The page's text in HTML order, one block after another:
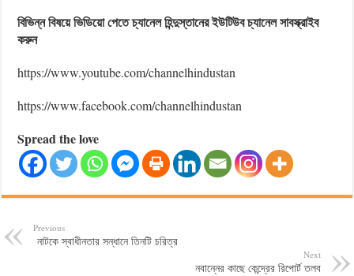
বিভিন্ন বিষয়ে ভিডিয়ো পেতে চ্যানেল হিন্দুস্তানের ইউটিউব চ্যানেল সাবস্ক্রাইব
করুন
https://www.youtube.com/channelhindustan
https://www.facebook.com/channelhindustan
Spread the love
Previous
নাটকে স্বাধীনতার সন্ধানে তিনটি চরিত্র
Next
নবান্নের কাছে কেন্দ্রের রিপোর্ট তলব